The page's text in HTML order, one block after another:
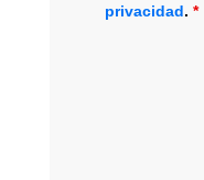
privacidad. *